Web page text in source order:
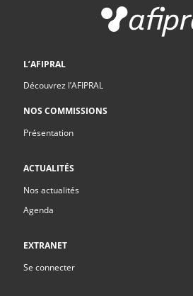
L’AFIPRAL
Découvrez l’AFIPRAL
NOS COMMISSIONS
Présentation
ACTUALITÉS
Nos actualités
Agenda
EXTRANET
Se connecter